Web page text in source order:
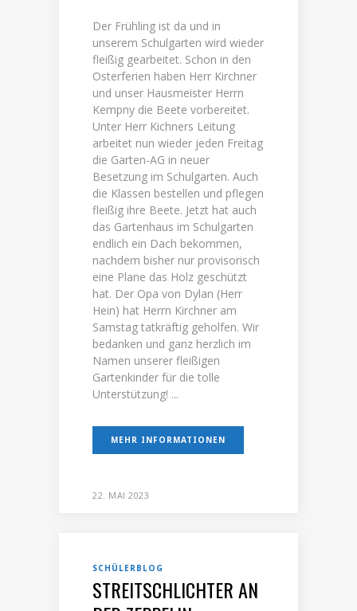
Der Frühling ist da und in
unserem Schulgarten wird wieder
fleißig gearbeitet. Schon in den
Osterferien haben Herr Kirchner
und unser Hausmeister Herrn
Kempny die Beete vorbereitet.
Unter Herr Kichners Leitung
arbeitet nun wieder jeden Freitag
die Garten-AG in neuer
Besetzung im Schulgarten. Auch
die Klassen bestellen und pflegen
fleißig ihre Beete. Jetzt hat auch
das Gartenhaus im Schulgarten
endlich ein Dach bekommen,
nachdem bisher nur provisorisch
eine Plane das Holz geschützt
hat. Der Opa von Dylan (Herr
Hein) hat Herrn Kirchner am
Samstag tatkräftig geholfen. Wir
bedanken und ganz herzlich im
Namen unserer fleißigen
Gartenkinder für die tolle
Unterstützung! ...
MEHR INFORMATIONEN
22. MAI 2023
SCHÜLERBLOG
STREITSCHLICHTER AN